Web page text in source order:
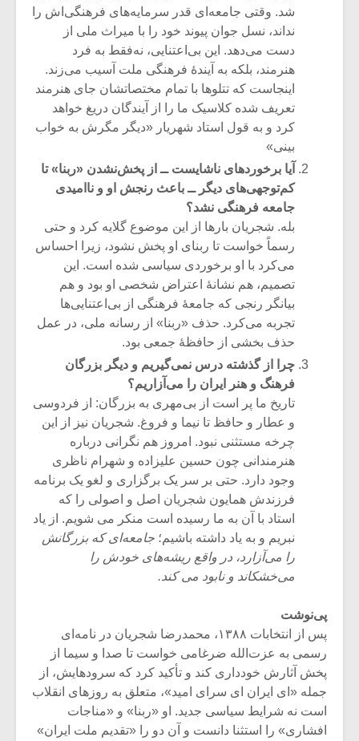
شد. وقتی جامعه‌ای قدر سرمایه‌های فرهنگی‌اش را
نداند، نسل جوان پیوند خود را با میراث ملی از
دست می‌دهد. این بی‌اعتنایی، نه‌فقط به فرد
هنرمند، بلکه به آیندهٔ فرهنگی ملت آسیب می‌زند.
اینجاست که تتلوها با تمام مختصاتشان جای هنرمند
تعریف شده کلاسیک ما را از آیندگان دریغ خواهد
کرد و به قول استاد شهریار «دیگر مگرش به خواب
بینی»
آیا برخوردهای ناشایست ــ از پخش‌نشدن «ربنا» تا
کم‌توجهی‌های دیگر ــ باعث رنجش او و ناامیدی
جامعه فرهنگی نشد؟
بله. شجریان بارها از این موضوع گلایه کرد و حتی
رسماً خواست تا ربنای او پخش نشود، زیرا احساس
می‌کرد با او برخوردی سیاسی شده است. این
تصمیم، هم نشانهٔ اعتراض شخصی او بود و هم
بیانگر رنجی که جامعهٔ فرهنگی از بی‌اعتنایی‌ها
تجربه می‌کرد. حذف «ربنا» از رسانه ملی، در عمل
حذف بخشی از حافظهٔ جمعی بود.
چرا از گذشته درس نمی‌گیریم و دیگر بزرگان
فرهنگ و هنر ایران را می‌آزاریم؟
تاریخ ما پر است از بی‌مهری به بزرگان: از فردوسی
و عطار و حافظ تا نیما و فروغ. شجریان نیز از این
چرخه مستثنی نبود. امروز هم نگرانی درباره
هنرمندانی چون حسین علیزاده و شهرام ناظری
وجود دارد. حتی بر سر یک برگزاری و لغو یک برنامه
فرزندش همایون شجریان اصل و اصولی را که
استاد با آن به ما رسیده است منکر می شویم. از یاد
نبریم و به یاد داشته باشیم؛ جامعه‌ای که بزرگانش
را می‌آزارد، در واقع ریشه‌های خودش را
می‌خشکاند و نابود می کند.
پی‌نوشت
پس از انتخابات ۱۳۸۸، محمدرضا شجریان در نامه‌ای
رسمی به عزت‌الله ضرغامی خواست تا صدا و سیما از
پخش آثارش خودداری کند و تأکید کرد که سرودهایش، از
جمله «ای ایران ای سرای امید»، متعلق به روزهای انقلاب
است نه شرایط سیاسی جدید. او «ربنا» و «مناجات
افشاری» را استثنا دانست و آن دو را «تقدیم ملت ایران»